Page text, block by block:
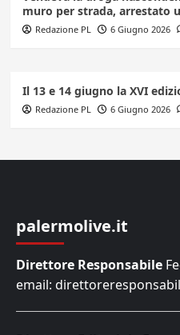
muro per strada, arrestato
Redazione PL 6 Giugno 2026
Il 13 e 14 giugno la XVI
Redazione PL 6 Giugno 2026
palermolive.it
Direttore Responsabile
email: